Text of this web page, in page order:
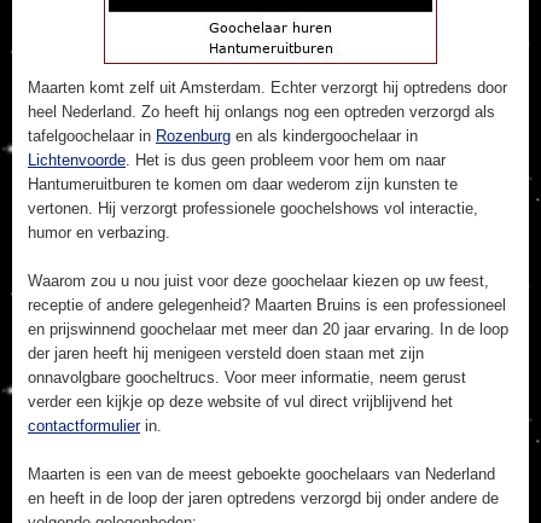
Maarten komt zelf uit Amsterdam. Echter verzorgt hij optredens door
heel Nederland. Zo heeft hij onlangs nog een optreden verzorgd als
tafelgoochelaar in Rozenburg en als kindergoochelaar in
Lichtenvoorde. Het is dus geen probleem voor hem om naar
Hantumeruitburen te komen om daar wederom zijn kunsten te
vertonen. Hij verzorgt professionele goochelshows vol interactie,
humor en verbazing.
Waarom zou u nou juist voor deze goochelaar kiezen op uw feest,
receptie of andere gelegenheid? Maarten Bruins is een professioneel
en prijswinnend goochelaar met meer dan 20 jaar ervaring. In de loop
der jaren heeft hij menigeen versteld doen staan met zijn
onnavolgbare goocheltrucs. Voor meer informatie, neem gerust
verder een kijkje op deze website of vul direct vrijblijvend het
contactformulierin.
Maarten is een van de meest geboekte goochelaars van Nederland
en heeft in de loop der jaren optredens verzorgd bij onder andere de